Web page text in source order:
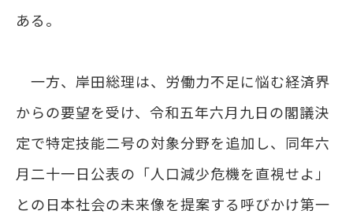
ある。
一方、岸田総理は、労働力不足に悩む経済界
からの要望を受け、令和五年六月九日の閣議決
定で特定技能二号の対象分野を追加し、同年六
月二十一日公表の「人口減少危機を直視せよ」
との日本社会の未来像を提案する呼びかけ第一